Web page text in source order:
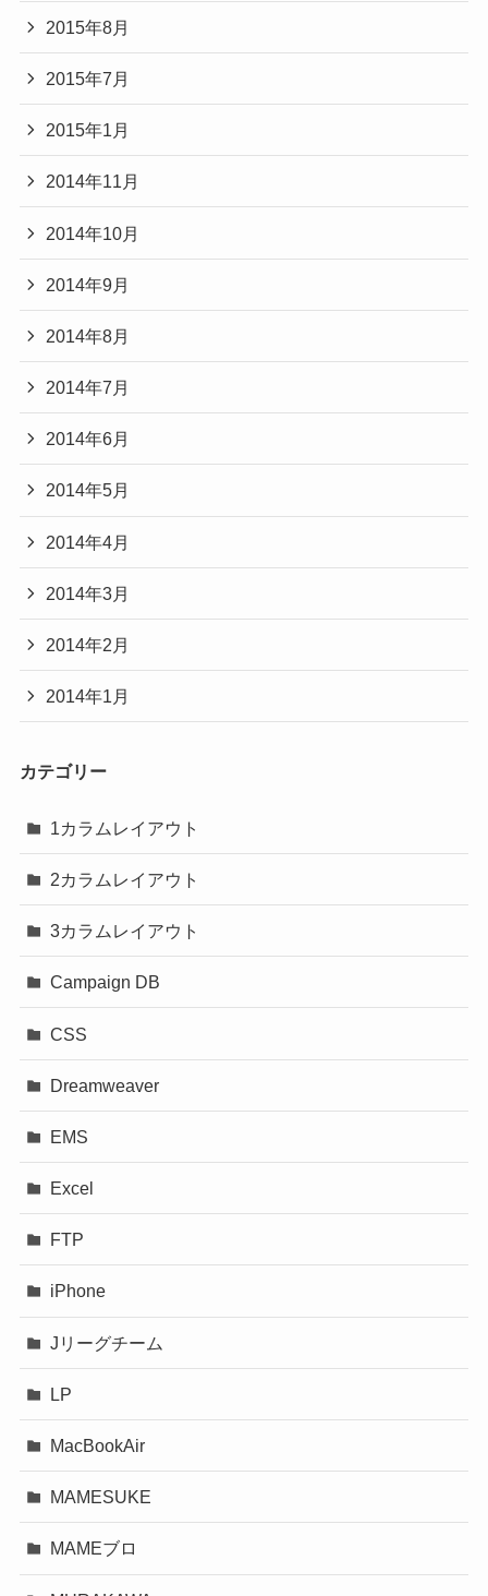
2015年8月
2015年7月
2015年1月
2014年11月
2014年10月
2014年9月
2014年8月
2014年7月
2014年6月
2014年5月
2014年4月
2014年3月
2014年2月
2014年1月
カテゴリー
1カラムレイアウト
2カラムレイアウト
3カラムレイアウト
Campaign DB
CSS
Dreamweaver
EMS
Excel
FTP
iPhone
Jリーグチーム
LP
MacBookAir
MAMESUKE
MAMEブロ